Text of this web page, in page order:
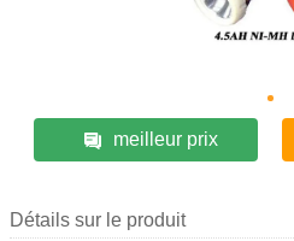
meilleur prix
Détails sur le produit